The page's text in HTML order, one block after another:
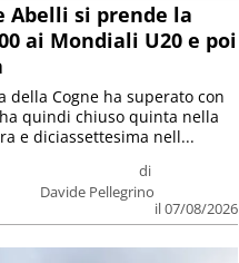
si prende la
ai Mondiali U20 e poi
di
Davide Pellegrino
il 07/08/2026
della Cogne ha superato con
quindi chiuso quinta nella
e diciassettesima nell...